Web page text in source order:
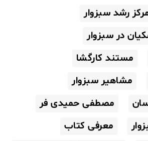
رشد سبزوار
در سبزوار
مستند کارگشا
مشاهیر سبزوار
مصطفی حمیدی فر
معرفی کتاب